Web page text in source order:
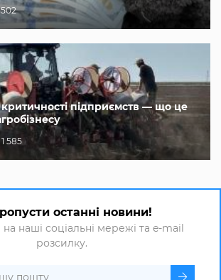
критичності підприємств — що це
1 585
останні новини!
наші соціальні мережі та e-mail
розсилку.